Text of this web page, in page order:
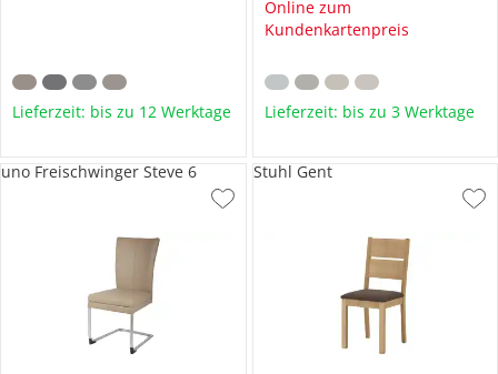
Lieferzeit: bis zu 12 Werktage
Online zum
Kundenkartenpreis
Lieferzeit: bis zu 3 Werktage
uno Freischwinger Steve 6 Stuhl Gent